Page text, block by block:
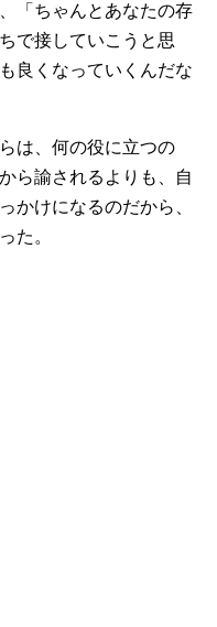
「ちゃんとあなたの存
で接していこうと思
良くなっていくんだな
は、何の役に立つの
ら諭されるよりも、自
かけになるのだから、
た。